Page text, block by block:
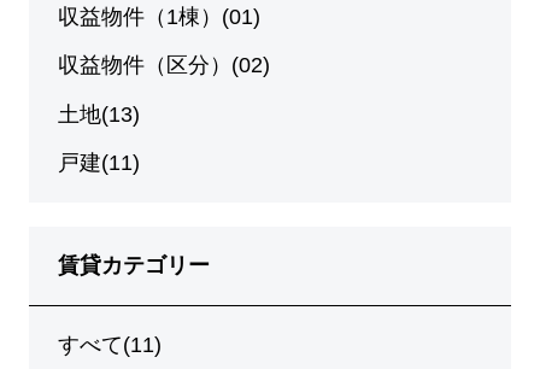
収益物件（1棟）(01)
収益物件（区分）(02)
土地(13)
戸建(11)
賃貸カテゴリー
すべて(11)